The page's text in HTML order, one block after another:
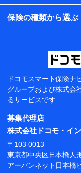
日、性別、保険
的、保険商品の
のメーカーや走
などの情報、ペ
提供当事者から
電子的・電磁的
【共同して利用する
当社
株式会社NTTド
【利用目的】
当社または株式
プが提供する保
付および管理の
当社または株式
保険の種類から選ぶ
ドコモスマート保険ナ
グループおよび株式会
るサービスです
募集代理店
株式会社ドコモ・イ
〒103-0013
東京都中央区日本橋人
アーバンネット日本橋